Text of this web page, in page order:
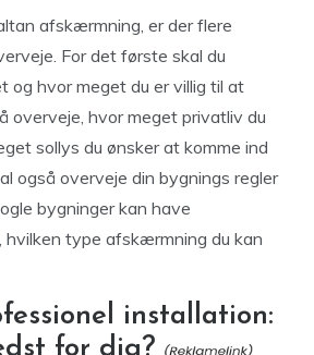
afskærmning, er der flere
For det første skal du
og hvor meget du er villig til at
overveje, hvor meget privatliv du
sollys du ønsker at komme ind
også overveje din bygnings regler
bygninger kan have
type afskærmning du kan
installation:
for dig?